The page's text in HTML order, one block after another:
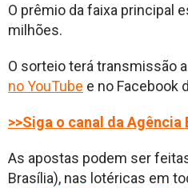
O prêmio da faixa principal
milhões.
O sorteio terá transmissão
no YouTube e no Facebook
>>Siga o canal da Agência
As apostas podem ser
Brasília), nas lotéricas em